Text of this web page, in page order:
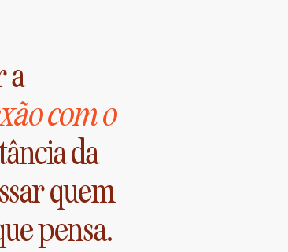
a
com o
da
quem
pensa.